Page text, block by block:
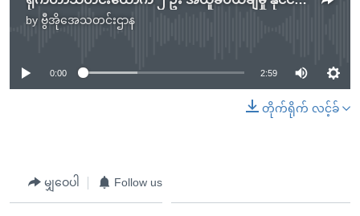
by ဗွီအိုအေသတင်းဌာန
No media source currently available
0:00 2:59
တိုက်ရိုက် လင့်ခ်
မျှဝေပါ Follow us